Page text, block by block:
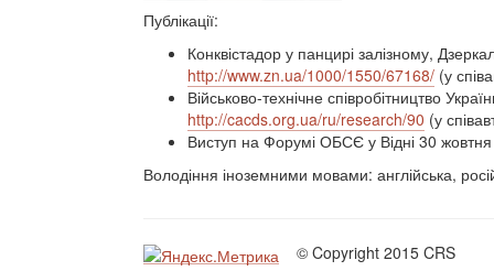
Публікації:
Конквістадор у панцирі залізному,
http://www.zn.ua/1000/1550/67168/ (у
Військово-технічне співробітництво
http://cacds.org.ua/ru/research/90 (у
Виступ на Форумі ОБСЄ у Відні 30
Володіння іноземними мовами: англійська,
© Copyright 2015 CRS